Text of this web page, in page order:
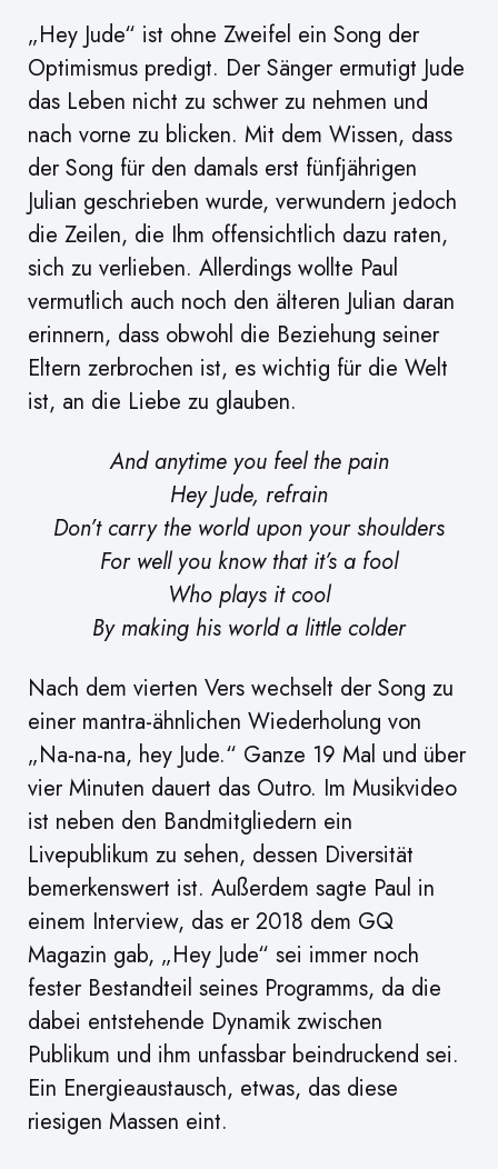
„Hey Jude“ ist ohne Zweifel ein Song der
Optimismus predigt. Der Sänger ermutigt Jude
das Leben nicht zu schwer zu nehmen und
nach vorne zu blicken. Mit dem Wissen, dass
der Song für den damals erst fünfjährigen
Julian geschrieben wurde, verwundern jedoch
die Zeilen, die Ihm offensichtlich dazu raten,
sich zu verlieben. Allerdings wollte Paul
vermutlich auch noch den älteren Julian daran
erinnern, dass obwohl die Beziehung seiner
Eltern zerbrochen ist, es wichtig für die Welt
ist, an die Liebe zu glauben.
And anytime you feel the pain
Hey Jude, refrain
Don’t carry the world upon your shoulders
For well you know that it’s a fool
Who plays it cool
By making his world a little colder
Nach dem vierten Vers wechselt der Song zu
einer mantra-ähnlichen Wiederholung von
„Na-na-na, hey Jude.“ Ganze 19 Mal und über
vier Minuten dauert das Outro. Im Musikvideo
ist neben den Bandmitgliedern ein
Livepublikum zu sehen, dessen Diversität
bemerkenswert ist. Außerdem sagte Paul in
einem Interview, das er 2018 dem GQ
Magazin gab, „Hey Jude“ sei immer noch
fester Bestandteil seines Programms, da die
dabei entstehende Dynamik zwischen
Publikum und ihm unfassbar beindruckend sei.
Ein Energieaustausch, etwas, das diese
riesigen Massen eint.